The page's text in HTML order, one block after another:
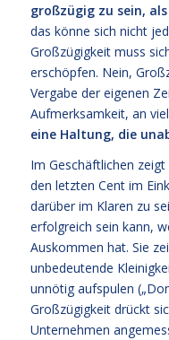
großzügig zu sein,
das könne sich nicht
Großzügigkeit muss
erschöpfen. Nein,
Vergabe der eigenen
Aufmerksamkeit, an
eine Haltung, die
Im Geschäftlichen
den letzten Cent im
darüber im Klaren zu
erfolgreich sein kann,
Auskommen hat. Sie
unbedeutende
unnötig aufspulen
Großzügigkeit drückt
Unternehmen